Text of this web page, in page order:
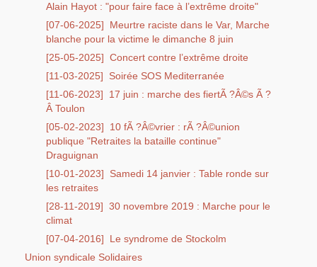
Alain Hayot : "pour faire face à l’extrême droite"
[07-06-2025]
Meurtre raciste dans le Var, Marche
blanche pour la victime le dimanche 8 juin
[25-05-2025] Concert contre l’extrême droite
[11-03-2025]
Soirée SOS Mediterranée
[11-06-2023]
17 juin : marche des fiertÃ ?Â©s Ã ?
Â Toulon
[05-02-2023]
10 fÃ ?Â©vrier : rÃ ?Â©union
publique "Retraites la bataille continue"
Draguignan
[10-01-2023]
Samedi 14 janvier : Table ronde sur
les retraites
[28-11-2019] 30 novembre 2019 : Marche pour le
climat
[07-04-2016]
Le syndrome de Stockolm
Union syndicale Solidaires